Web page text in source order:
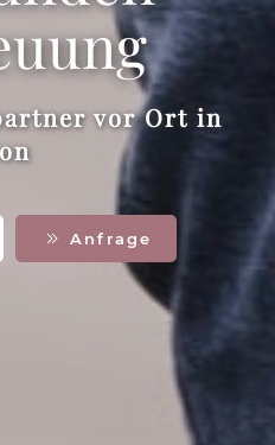
vor Ort in
Anfrage